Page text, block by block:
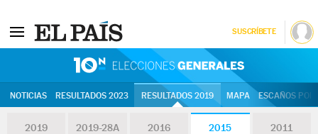
SUSCRÍBETE
NOTICIAS RESULTADOS 2023 RESULTADOS 2019 MAPA ESCAÑOS
2019 2019-28A 2016 2015 2011